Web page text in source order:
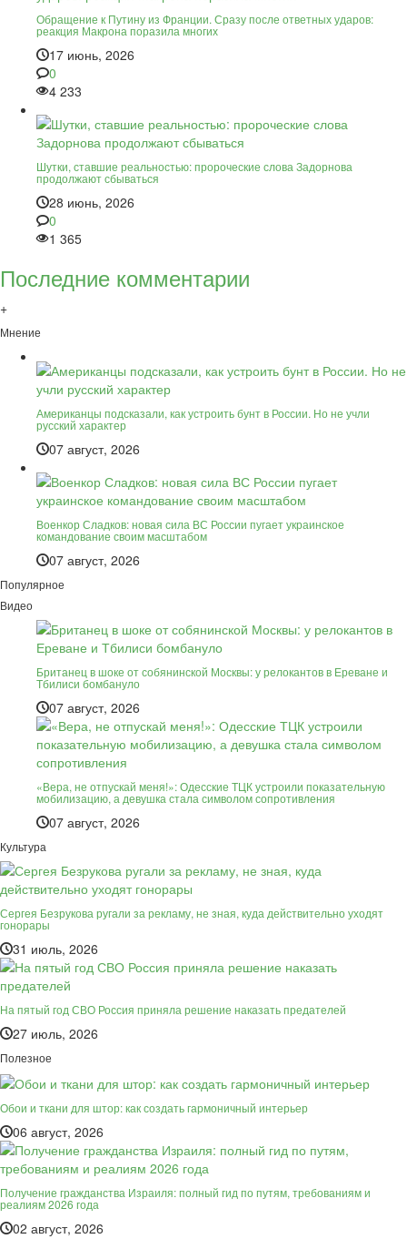
Обращение к Путину из Франции. Сразу после ответных ударов:
реакция Макрона поразила многих
17 июнь, 2026
0
4 233
Шутки, ставшие реальностью: пророческие слова Задорнова
продолжают сбываться
28 июнь, 2026
0
1 365
Последние комментарии
+
Мнение
Американцы подсказали, как устроить бунт в России. Но не учли
русский характер
07 август, 2026
Военкор Сладков: новая сила ВС России пугает украинское
командование своим масштабом
07 август, 2026
Популярное
Видео
Британец в шоке от собянинской Москвы: у релокантов в Ереване и
Тбилиси бомбануло
07 август, 2026
«Вера, не отпускай меня!»: Одесские ТЦК устроили показательную
мобилизацию, а девушка стала символом сопротивления
07 август, 2026
Культура
Сергея Безрукова ругали за рекламу, не зная, куда действительно уходят
гонорары
31 июль, 2026
На пятый год СВО Россия приняла решение наказать предателей
27 июль, 2026
Полезное
Обои и ткани для штор: как создать гармоничный интерьер
06 август, 2026
Получение гражданства Израиля: полный гид по путям, требованиям и
реалиям 2026 года
02 август, 2026